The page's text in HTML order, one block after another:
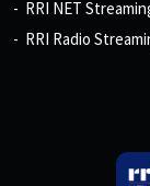
RRI NET
RRI Radio